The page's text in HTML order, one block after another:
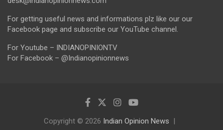
For getting useful news and informations plz like our our
Facebook page and subscribe our YouTube channel.
For Youtube – INDIANOPINIONTV
For Facebook – @Indianopinionnews
Copyright © 2026 Indian Opinion News